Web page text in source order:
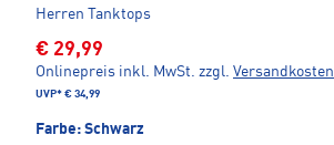
Herren Tanktops
€ 29,99
Onlinepreis inkl. MwSt. zzgl. Versandkosten
UVP* € 34,99
Farbe: Schwarz